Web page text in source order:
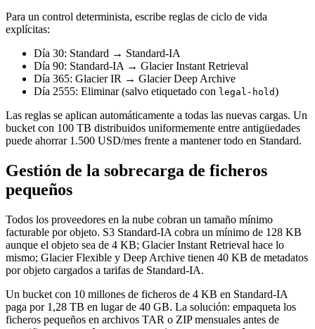
Para un control determinista, escribe reglas de ciclo de vida
explícitas:
Día 30: Standard → Standard-IA
Día 90: Standard-IA → Glacier Instant Retrieval
Día 365: Glacier IR → Glacier Deep Archive
Día 2555: Eliminar (salvo etiquetado con legal-hold)
Las reglas se aplican automáticamente a todas las nuevas cargas. Un
bucket con 100 TB distribuidos uniformemente entre antigüedades
puede ahorrar 1.500 USD/mes frente a mantener todo en Standard.
Gestión de la sobrecarga de ficheros
pequeños
Todos los proveedores en la nube cobran un tamaño mínimo
facturable por objeto. S3 Standard-IA cobra un mínimo de 128 KB
aunque el objeto sea de 4 KB; Glacier Instant Retrieval hace lo
mismo; Glacier Flexible y Deep Archive tienen 40 KB de metadatos
por objeto cargados a tarifas de Standard-IA.
Un bucket con 10 millones de ficheros de 4 KB en Standard-IA
paga por 1,28 TB en lugar de 40 GB. La solución: empaqueta los
ficheros pequeños en archivos TAR o ZIP mensuales antes de